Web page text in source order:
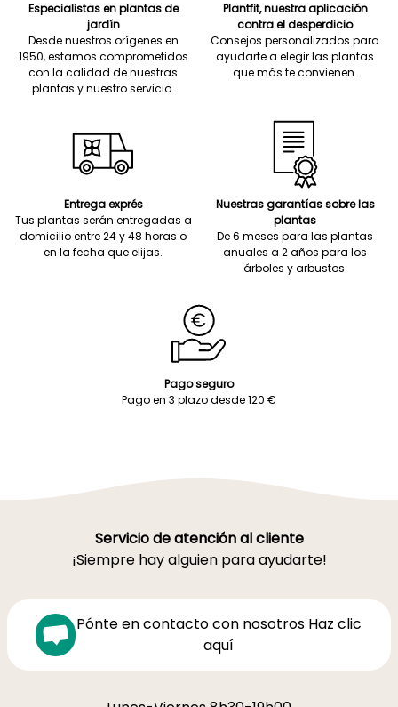
Especialistas en plantas de
jardín
Desde nuestros orígenes en
1950, estamos comprometidos
con la calidad de nuestras
plantas y nuestro servicio.
Plantfit, nuestra aplicación
contra el desperdicio
Consejos personalizados para
ayudarte a elegir las plantas
que más te convienen.
Entrega exprés
Tus plantas serán entregadas a
domicilio entre 24 y 48 horas o
en la fecha que elijas.
Nuestras garantías sobre las
plantas
De 6 meses para las plantas
anuales a 2 años para los
árboles y arbustos.
Pago seguro
Pago en 3 plazo desde 120 €
Servicio de atención al cliente
¡Siempre hay alguien para ayudarte!
Pónte en contacto con nosotros Haz clic
aquí